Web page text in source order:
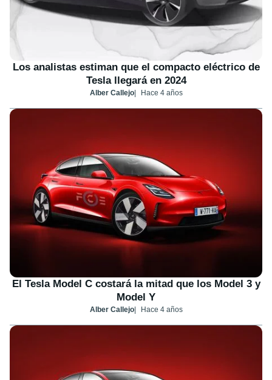
Los analistas estiman que el compacto eléctrico de
Tesla llegará en 2024
Alber Callejo Hace 4 años
El Tesla Model C costará la mitad que los Model 3 y
Model Y
Alber Callejo Hace 4 años